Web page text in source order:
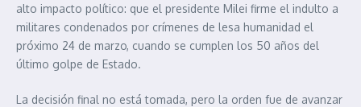
alto impacto político: que el presidente Milei firme el indulto a
militares condenados por crímenes de lesa humanidad el
próximo 24 de marzo, cuando se cumplen los 50 años del
último golpe de Estado.
La decisión final no está tomada, pero la orden fue de avanzar